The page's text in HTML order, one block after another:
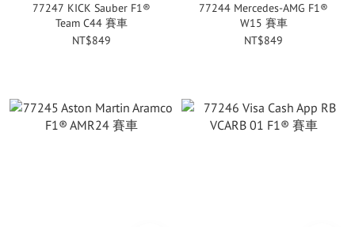
77247 KICK Sauber F1®
Team C44 賽車
NT$849
77244 Mercedes-AMG F1®
W15 賽車
NT$849